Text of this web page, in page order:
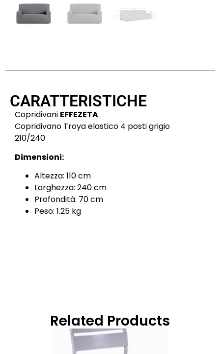
CARATTERISTICHE
Copridivani EFFEZETA
Copridivano Troya elastico 4 posti grigio
210/240
Dimensioni:
Altezza: 110 cm
Larghezza: 240 cm
Profondità: 70 cm
Peso: 1.25 kg
Related Products